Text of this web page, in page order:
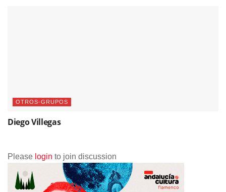
OTROS-GRUPOS
Diego Villegas
Please login to join discussion